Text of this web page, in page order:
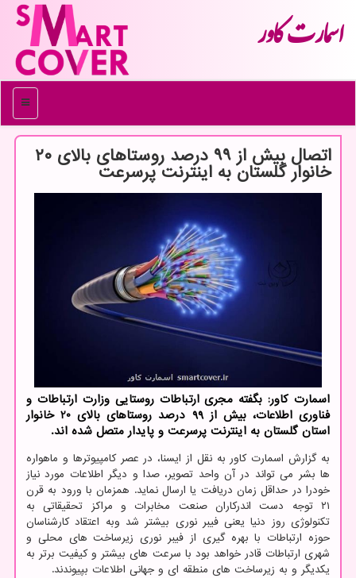
اسمارت كاور
منو
اتصال بیش از ۹۹ درصد روستاهای بالای ۲۰
خانوار گلستان به اینترنت پرسرعت
اسمارت کاور: بگفته مجری ارتباطات روستایی وزارت ارتباطات و
فناوری اطلاعات، بیش از 99 درصد روستاهای بالای 20 خانوار
استان گلستان به اینترنت پرسرعت و پایدار متصل شده اند.
به گزارش اسمارت کاور به نقل از ایسنا، در عصر کامپیوترها و ماهواره
ها بشر می تواند در آن واحد تصویر، صدا و دیگر اطلاعات مورد نیاز
خودرا در حداقل زمان دریافت یا ارسال نماید. همزمان با ورود به قرن
۲۱ توجه دست اندرکاران صنعت مخابرات و مراکز تحقیقاتی به
تکنولوژی روز دنیا یعنی فیبر نوری بیشتر شد وبه اعتقاد کارشناسان
حوزه ارتباطات با بهره گیری از فیبر نوری زیرساخت های محلی و
شهری ارتباطات قادر خواهد بود با سرعت های بیشتر و کیفیت برتر به
یکدیگر و به زیرساخت های منطقه ای و جهانی اطلاعات بپیوندند.